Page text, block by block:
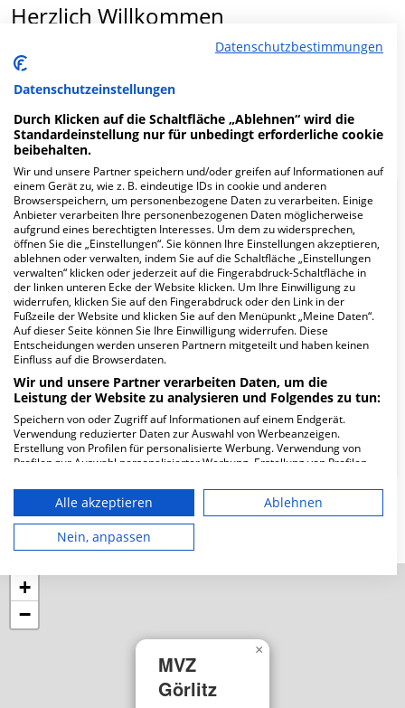
Herzlich Willkommen
MVZ Görlitz in der Struvestr. 16 ist ein medizinisches
Versorgungszentrum in Görlitz.
Mehr Informationen
FAQ
Hier ﬁnden Sie häuﬁg gestellte Fragen zu dieser Klinik.
Wie lautet die Adresse von MVZ Görlitz?
Struvestr. 16
02826 Görlitz
Wie ist die Telefonnummer von MVZ Görlitz?
Karte
MVZ
Görlitz
×
+
−
Datenschutzbestimmungen
Datenschutzeinstellungen
Durch Klicken auf die Schaltfläche „Ablehnen“ wird die
Standardeinstellung nur für unbedingt erforderliche cookie
beibehalten.
Wir und unsere Partner speichern und/oder greifen auf Informationen auf
einem Gerät zu, wie z. B. eindeutige IDs in cookie und anderen
Browserspeichern, um personenbezogene Daten zu verarbeiten. Einige
Anbieter verarbeiten Ihre personenbezogenen Daten möglicherweise
aufgrund eines berechtigten Interesses. Um dem zu widersprechen,
öffnen Sie die „Einstellungen“. Sie können Ihre Einstellungen akzeptieren,
ablehnen oder verwalten, indem Sie auf die Schaltfläche „Einstellungen
verwalten“ klicken oder jederzeit auf die Fingerabdruck-Schaltfläche in
der linken unteren Ecke der Website klicken. Um Ihre Einwilligung zu
widerrufen, klicken Sie auf den Fingerabdruck oder den Link in der
Fußzeile der Website und klicken Sie auf den Menüpunkt „Meine Daten“.
Auf dieser Seite können Sie Ihre Einwilligung widerrufen. Diese
Entscheidungen werden unseren Partnern mitgeteilt und haben keinen
Einfluss auf die Browserdaten.
Wir und unsere Partner verarbeiten Daten, um die
Leistung der Website zu analysieren und Folgendes zu tun:
Speichern von oder Zugriff auf Informationen auf einem Endgerät.
Verwendung reduzierter Daten zur Auswahl von Werbeanzeigen.
Erstellung von Profilen für personalisierte Werbung. Verwendung von
Profilen zur Auswahl personalisierter Werbung. Erstellung von Profilen
personalisierter Inhalte. Messung der Werbeleistung. Messung der
Performance von Inhalten. Analyse von Zielgruppen durch Statistiken
oder Kombinationen von Daten aus verschiedenen Quellen. Entwicklung
und Verbesserung der Angebote. Verwendung reduzierter Daten zur
Auswahl von Inhalten.
die USA gesendet werden.
Ihre Einwilligung und die cookie Richtlinie gelten ausschließlich für diese
Website/App.
Partnerliste anzeigen (1 IAB-Anbieter)
Wir nutzen Ihre Daten für folgende Zwecke:
Alle akzeptieren
Ablehnen
Nein, anpassen